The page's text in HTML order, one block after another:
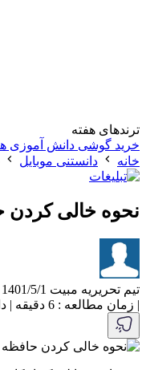
ترندهای هفته
خرید گوشی دانش آموزی
خانه
دانستنی موبایل
نحوه خالی کردن
تیم تحریریه مبیت 1401/5/1
| زمان مطالعه : 6 دقیقه |